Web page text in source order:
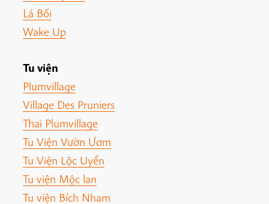
Lá Bối
Wake Up
Tu viện
Plumvillage
Village Des Pruniers
Thai Plumvillage
Tu Viện Vườn Ươm
Tu Viện Lộc Uyển
Tu viện Mộc lan
Tu viện Bích Nham